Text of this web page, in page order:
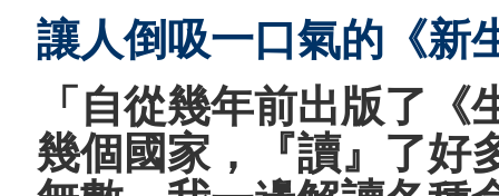
讓人倒吸一口氣的《新
「自從幾年前出版了
幾個國家，『讀』了好